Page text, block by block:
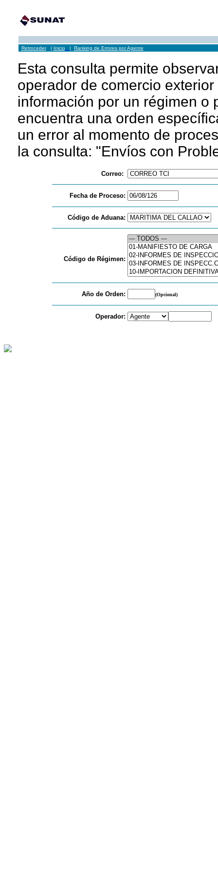
Retroceder| Inicio | Ranking de Errores por Agente
Esta consulta permite
operador de comercio
información por un régimen o
encuentra una orden
un error al momento de
la consulta: "Envíos con
Correo:
Fecha de Proceso:
Código de Aduana:
Código de Régimen:
Año de Orden: (Opcional)
Operador: